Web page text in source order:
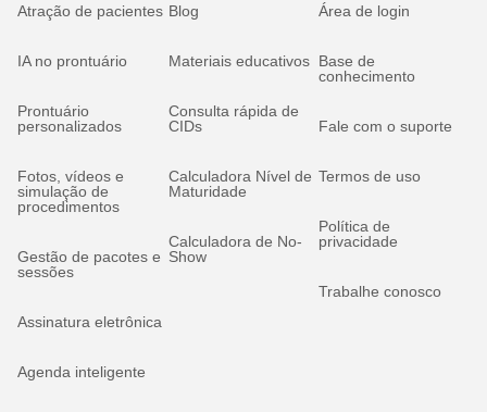
Atração de pacientes
IA no prontuário
Prontuário
personalizados
Fotos, vídeos e
simulação de
procedimentos
Gestão de pacotes e
sessões
Assinatura eletrônica
Agenda inteligente
Blog
Materiais educativos
Consulta rápida de
CIDs
Calculadora Nível de
Maturidade
Calculadora de No-
Show
Área de login
Base de
conhecimento
Fale com o suporte
Termos de uso
Política de
privacidade
Trabalhe conosco